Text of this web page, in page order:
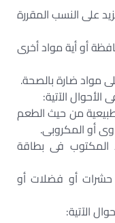
على النسب المقررة
أو أية مواد أخرى
الأحوال الآتية:
من حيث الطعم
أو المكروبى.
المكتوب فى بطاقة
حشرات أو فضلات أو
الآتية: